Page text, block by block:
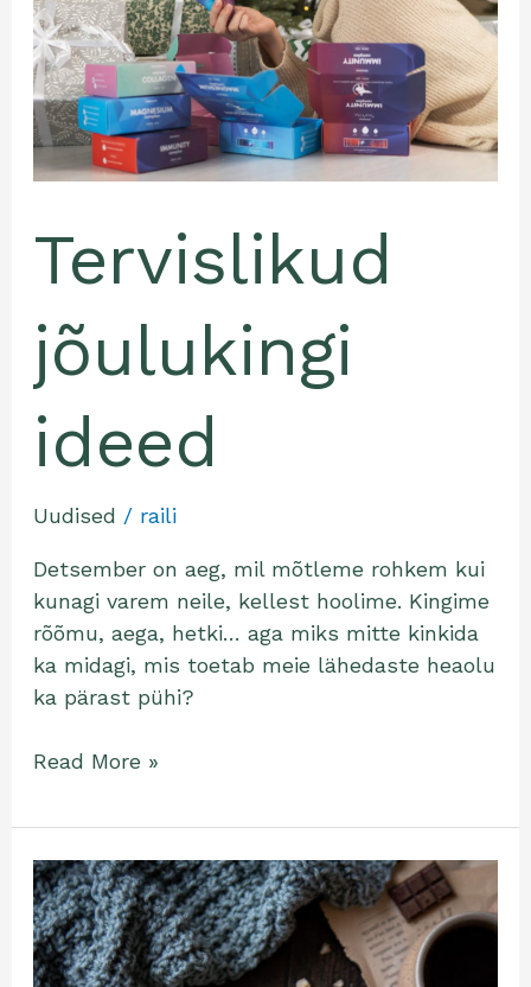
Tervislikud
jõulukingi
ideed
Uudised / raili
Detsember on aeg, mil mõtleme rohkem kui
kunagi varem neile, kellest hoolime. Kingime
rõõmu, aega, hetki… aga miks mitte kinkida
ka midagi, mis toetab meie lähedaste heaolu
ka pärast pühi?
Read More »
Luksuslik
Natty
Bananaani-
šokolaadi